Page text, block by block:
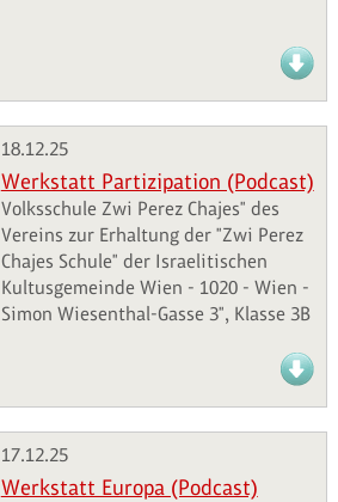
18.12.25
Werkstatt Partizipation (Podcast)
Volksschule Zwi Perez Chajes" des
Vereins zur Erhaltung der "Zwi Perez
Chajes Schule" der Israelitischen
Kultusgemeinde Wien - 1020 - Wien -
Simon Wiesenthal-Gasse 3", Klasse 3B
17.12.25
Werkstatt Europa (Podcast)